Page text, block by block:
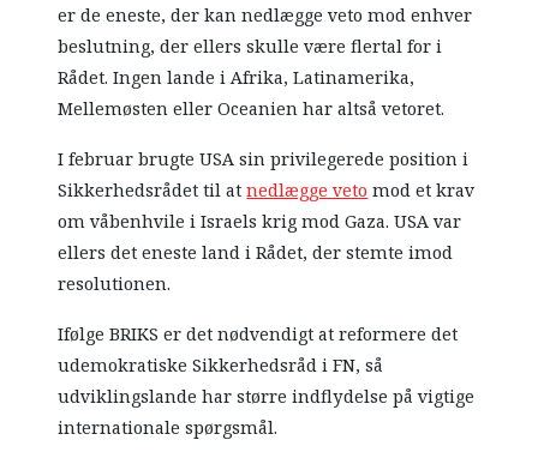
er de eneste, der kan nedlægge veto mod enhver
beslutning, der ellers skulle være flertal for i
Rådet. Ingen lande i Afrika, Latinamerika,
Mellemøsten eller Oceanien har altså vetoret.
I februar brugte USA sin privilegerede position i
Sikkerhedsrådet til atnedlægge veto mod et krav
om våbenhvile i Israels krig mod Gaza. USA var
ellers det eneste land i Rådet, der stemte imod
resolutionen.
Ifølge BRIKS er det nødvendigt at reformere det
udemokratiske Sikkerhedsråd i FN, så
udviklingslande har større indflydelse på vigtige
internationale spørgsmål.